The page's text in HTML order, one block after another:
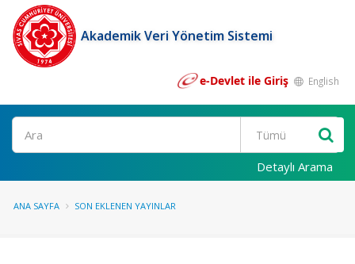
Akademik Veri Yönetim Sistemi
e-Devlet ile Giriş English
Ara
Detaylı Arama
ANA SAYFA SON EKLENEN YAYINLAR